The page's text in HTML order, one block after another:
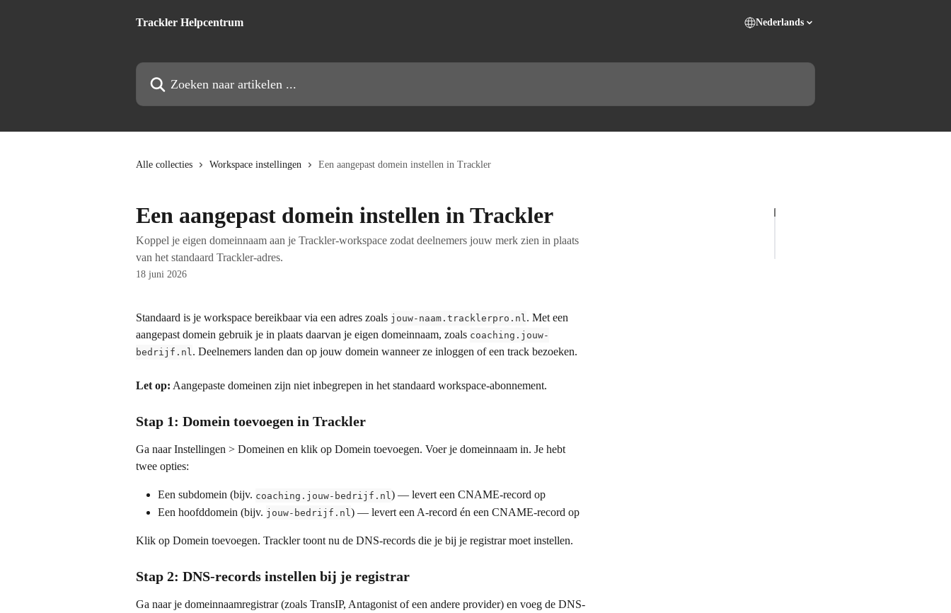
Trackler Helpcentrum
Nederlands
Zoeken naar artikelen ...
Alle collecties Workspace instellingen Een aangepast domein instellen in Trackler
Een aangepast domein instellen in Trackler
Koppel je eigen domeinnaam aan je Trackler-workspace zodat deelnemers jouw merk zien in plaats
van het standaard Trackler-adres.
18 juni 2026
Standaard is je workspace bereikbaar via een adres zoals jouw-naam.tracklerpro.nl. Met een
aangepast domein gebruik je in plaats daarvan je eigen domeinnaam, zoals coaching.jouw-
bedrijf.nl. Deelnemers landen dan op jouw domein wanneer ze inloggen of een track bezoeken.
Let op: Aangepaste domeinen zijn niet inbegrepen in het standaard workspace-abonnement.
Stap 1: Domein toevoegen in Trackler
Ga naar Instellingen > Domeinen en klik op Domein toevoegen. Voer je domeinnaam in. Je hebt
twee opties:
Een subdomein (bijv. coaching.jouw-bedrijf.nl ) — levert een CNAME-record op
Een hoofddomein (bijv. jouw-bedrijf.nl ) — levert een A-record én een CNAME-record op
Klik op Domein toevoegen. Trackler toont nu de DNS-records die je bij je registrar moet instellen.
Stap 2: DNS-records instellen bij je registrar
Ga naar je domeinnaamregistrar (zoals TransIP, Antagonist of een andere provider) en voeg de DNS-